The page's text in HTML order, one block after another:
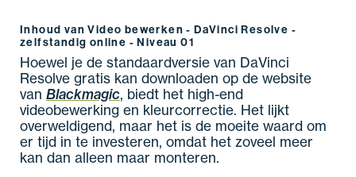
Inhoud van Video bewerken - DaVinci Resolve -
zelfstandig online - Niveau 01
Hoewel je de standaardversie van DaVinci
Resolve gratis kan downloaden op de website
van Blackmagic, biedt het high-end
videobewerking en kleurcorrectie. Het lijkt
overweldigend, maar het is de moeite waard om
er tijd in te investeren, omdat het zoveel meer
kan dan alleen maar monteren.